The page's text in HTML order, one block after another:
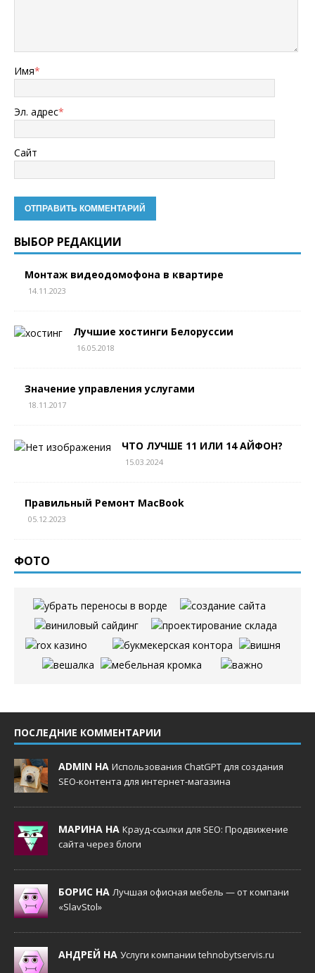
Имя*
Эл. адрес*
Сайт
ВЫБОР РЕДАКЦИИ
Монтаж видеодомофона в квартире
14.11.2023
Лучшие хостинги Белоруссии
16.05.2018
Значение управления услугами
18.11.2017
ЧТО ЛУЧШЕ 11 ИЛИ 14 АЙФОН?
15.03.2024
Правильный Ремонт MacBook
05.12.2023
ФОТО
ПОСЛЕДНИЕ КОММЕНТАРИИ
ADMIN НА Использования ChatGPT для создания
SEO-контента для интернет-магазина
МАРИНА НА Крауд-ссылки для SEO: Продвижение
сайта через блоги
БОРИС НА Лучшая офисная мебель — от компани
«SlavStol»
АНДРЕЙ НА Услуги компании tehnobytservis.ru